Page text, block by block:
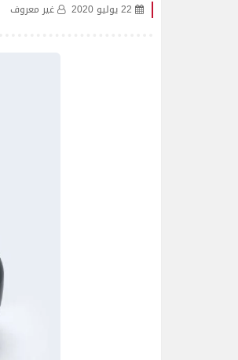
22 يوليو 2020 غير معروف